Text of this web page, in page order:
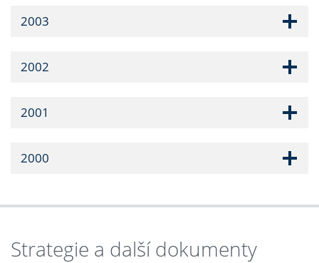
2003
2002
2001
2000
Strategie a další dokumenty